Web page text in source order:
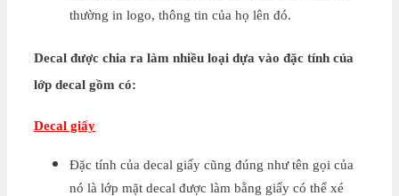
thường in logo, thông tin của họ lên đó.
Decal được chia ra làm nhiều loại dựa vào đặc tính của
lớp decal gồm có:
Decal giấy
Đặc tính của decal giấy cũng đúng như tên gọi của
nó là lớp mặt decal được làm bằng giấy có thể xé